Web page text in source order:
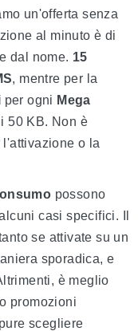
un'offerta senza
al minuto è di
dal nome. 15
, mentre per la
per ogni Mega
50 KB. Non è
o la
possono
casi specifici. Il
se attivate su un
sporadica, e
è meglio
promozioni
scegliere